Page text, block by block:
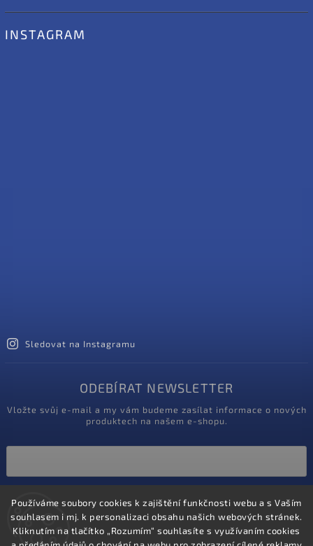
Používáme soubory cookies k zajištění funkčnosti webu a s Vaším
souhlasem i mj. k personalizaci obsahu našich webových stránek.
Kliknutím na tlačítko „Rozumím“ souhlasíte s využívaním cookies
INSTAGRAM
Sledovat na Instagramu
ODEBÍRAT NEWSLETTER
Vložte svůj e-mail a my vám budeme zasílat informace o nových
produktech na našem e-shopu.
podmínkami ochrany osobních údajů
Přihlásit se